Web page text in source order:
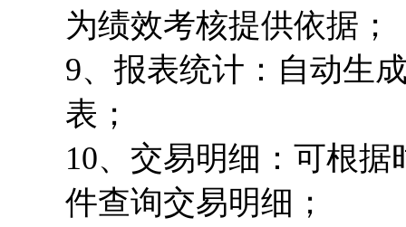
为绩效考核提供依据；
9、报表统计：自动生
表；
10、交易明细：可根
件查询交易明细；